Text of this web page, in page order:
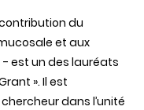
du
et aux
est un des lauréats
». Il est
dans l’unité